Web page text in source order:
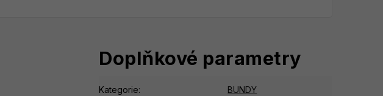
Doplňkové parametry
Kategorie: BUNDY